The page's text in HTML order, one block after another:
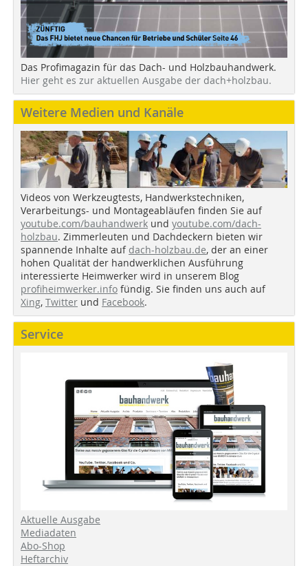
Das Profimagazin für das Dach- und Holzbauhandwerk.
Hier geht es zur aktuellen Ausgabe der dach+holzbau.
Weitere Medien und Kanäle
Videos von Werkzeugtests, Handwerkstechniken,
Verarbeitungs- und Montageabläufen finden Sie auf
youtube.com/bauhandwerk und youtube.com/dach-
holzbau. Zimmerleuten und Dachdeckern bieten wir
spannende Inhalte auf dach-holzbau.de, der an einer
hohen Qualität der handwerklichen Ausführung
interessierte Heimwerker wird in unserem Blog
profiheimwerker.info fündig. Sie finden uns auch auf
Xing, Twitter und Facebook.
Service
Aktuelle Ausgabe
Mediadaten
Abo-Shop
Heftarchiv